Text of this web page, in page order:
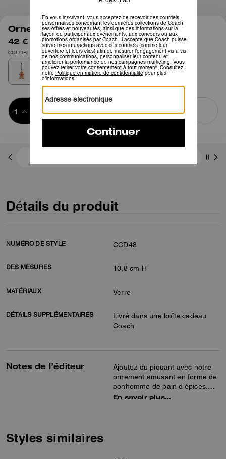
1/2
Ornement Bonhomme Pain d’Épices
42 € 60 €
COLOR: Multi
panier
ACHETER MAINTENANT
Détails du produit
NUMÉRO DE STYLE CCD48
DES MESURES 10,8 cm H
MATÉRIAUX Verre
DÉTAILS SUPPLÉMENTAIRES
Livré dans une boîte cadeau
Coach
Notes de l’éditeur
Ajoutez du piquant avec notre
ornement amusant en forme de
bonhomme de pain d’épices.
Attaché à une boucle en cuir
En savoir plus…
Styles similaires